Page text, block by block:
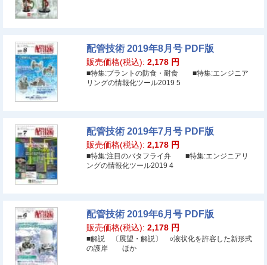
配管技術 2019年8月号 PDF版
販売価格(税込): 2,178 円
■特集:プラントの防食・耐食 ■特集:エンジニア
リングの情報化ツール2019 5
配管技術 2019年7月号 PDF版
販売価格(税込): 2,178 円
■特集:注目のバタフライ弁 ■特集:エンジニアリ
ングの情報化ツール2019 4
配管技術 2019年6月号 PDF版
販売価格(税込): 2,178 円
■解説 〔展望・解説〕 ○液状化を許容した新形式
の護岸 ほか